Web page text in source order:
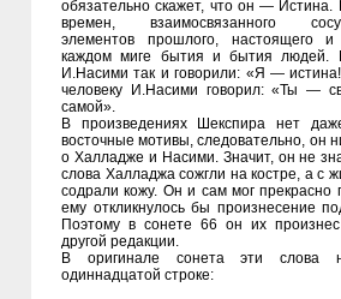
обязательно скажет, что он — Истина.
времен, взаимосвязанного
элементов прошлого, настоящего
каждом миге бытия и бытия людей.
И.Насими так и говорили: «Я —
человеку И.Насими говорил: «Ты —
самой».
В произведениях Шекспира нет
восточные мотивы, следовательно, он
о Халладже и Насими. Значит, он не
слова Халладжа сожгли на костре, а с
содрали кожу. Он и сам мог прекрасно
ему откликнулось бы произнесение
Поэтому в сонете 66 он их произнес
другой редакции.
В оригинале сонета эти слова
одиннадцатой строке: